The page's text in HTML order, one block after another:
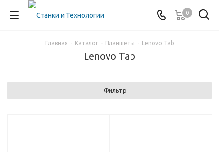
0
Главная - Каталог - Планшеты - Lenovo Tab
Lenovo Tab
Фильтр